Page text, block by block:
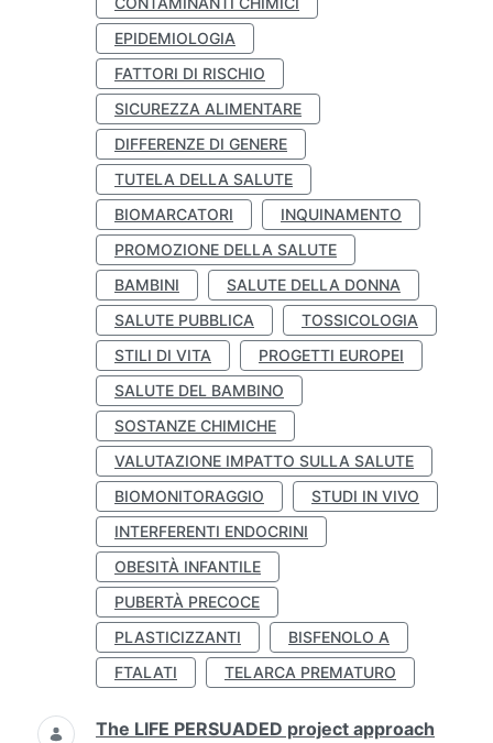
EPIDEMIOLOGIA
FATTORI DI RISCHIO
SICUREZZA ALIMENTARE
DIFFERENZE DI GENERE
TUTELA DELLA SALUTE
BIOMARCATORI
INQUINAMENTO
PROMOZIONE DELLA SALUTE
BAMBINI
SALUTE DELLA DONNA
SALUTE PUBBLICA
TOSSICOLOGIA
STILI DI VITA
PROGETTI EUROPEI
SALUTE DEL BAMBINO
SOSTANZE CHIMICHE
VALUTAZIONE IMPATTO SULLA SALUTE
BIOMONITORAGGIO
STUDI IN VIVO
INTERFERENTI ENDOCRINI
OBESITÀ INFANTILE
PUBERTÀ PRECOCE
PLASTICIZZANTI
BISFENOLO A
FTALATI
TELARCA PREMATURO
The LIFE PERSUADED project approach